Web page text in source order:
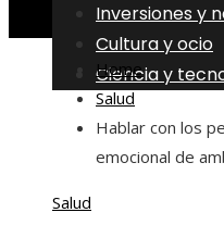
Inversiones y
Cultura y ocio
Ciencia y
Home
Salud
Hablar con los
emocional de
Salud